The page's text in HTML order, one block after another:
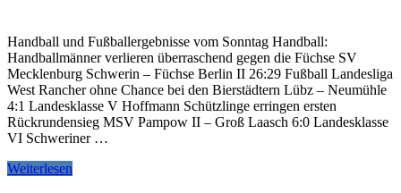
Handball und Fußballergebnisse vom Sonntag Handball:
Handballmänner verlieren überraschend gegen die Füchse SV
Mecklenburg Schwerin – Füchse Berlin II 26:29 Fußball Landesliga
West Rancher ohne Chance bei den Bierstädtern Lübz – Neumühle
4:1 Landesklasse V Hoffmann Schützlinge erringen ersten
Rückrundensieg MSV Pampow II – Groß Laasch 6:0 Landesklasse
VI Schweriner …
Weiterlesen